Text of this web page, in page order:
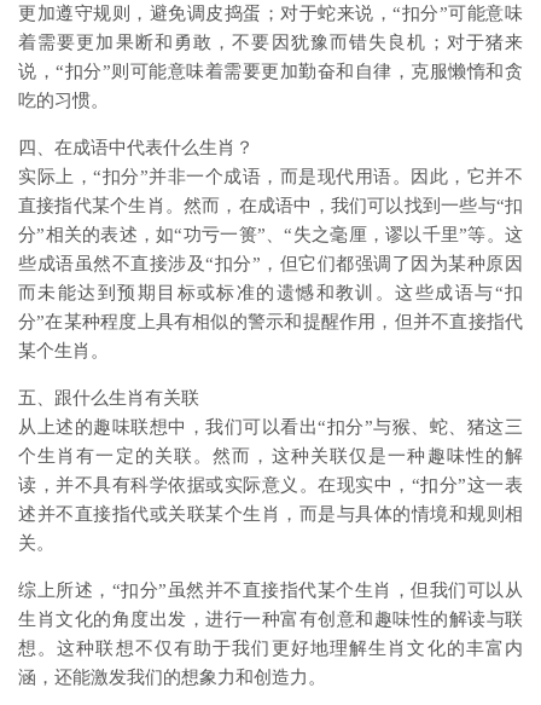
更加遵守规则，避免调皮捣蛋；对于蛇来说，“扣分”可能意味
着需要更加果断和勇敢，不要因犹豫而错失良机；对于猪来
说，“扣分”则可能意味着需要更加勤奋和自律，克服懒惰和贪
吃的习惯。
四、在成语中代表什么生肖？
实际上，“扣分”并非一个成语，而是现代用语。因此，它并不
直接指代某个生肖。然而，在成语中，我们可以找到一些与“扣
分”相关的表述，如“功亏一篑”、“失之毫厘，谬以千里”等。这
些成语虽然不直接涉及“扣分”，但它们都强调了因为某种原因
而未能达到预期目标或标准的遗憾和教训。这些成语与“扣
分”在某种程度上具有相似的警示和提醒作用，但并不直接指代
某个生肖。
五、跟什么生肖有关联
从上述的趣味联想中，我们可以看出“扣分”与猴、蛇、猪这三
个生肖有一定的关联。然而，这种关联仅是一种趣味性的解
读，并不具有科学依据或实际意义。在现实中，“扣分”这一表
述并不直接指代或关联某个生肖，而是与具体的情境和规则相
关。
综上所述，“扣分”虽然并不直接指代某个生肖，但我们可以从
生肖文化的角度出发，进行一种富有创意和趣味性的解读与联
想。这种联想不仅有助于我们更好地理解生肖文化的丰富内
涵，还能激发我们的想象力和创造力。